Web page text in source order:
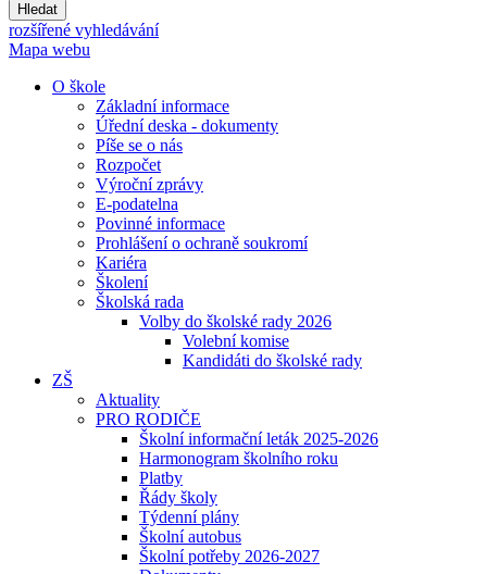
Hledat
rozšířené vyhledávání
Mapa webu
O škole
Základní informace
Úřední deska - dokumenty
Píše se o nás
Rozpočet
Výroční zprávy
E-podatelna
Povinné informace
Prohlášení o ochraně soukromí
Kariéra
Školení
Školská rada
Volby do školské rady 2026
Volební komise
Kandidáti do školské rady
ZŠ
Aktuality
PRO RODIČE
Školní informační leták 2025-2026
Harmonogram školního roku
Platby
Řády školy
Týdenní plány
Školní autobus
Školní potřeby 2026-2027